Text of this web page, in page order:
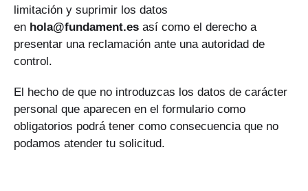
limitación y suprimir los datos
en hola@fundament.es así como el derecho a
presentar una reclamación ante una autoridad de
control.
El hecho de que no introduzcas los datos de carácter
personal que aparecen en el formulario como
obligatorios podrá tener como consecuencia que no
podamos atender tu solicitud.